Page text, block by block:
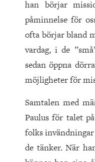
han börjar
påminnelse för
ofta börjar bland
vardag, i de
sedan öppna
möjligheter för
Samtalen med
Paulus för talet
folks
de tänker. När